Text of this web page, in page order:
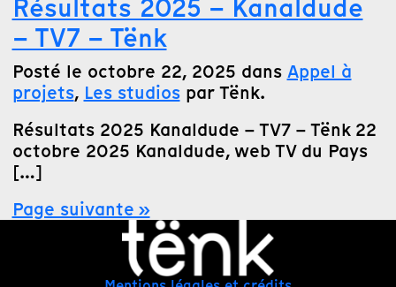
Résultats 2025 – Kanaldude
– TV7 – Tënk
Posté le octobre 22, 2025 dans Appel à
projets, Les studiospar Tënk.
Résultats 2025 Kanaldude – TV7 – Tënk 22
octobre 2025 Kanaldude, web TV du Pays
[…]
Page suivante »
Actualités